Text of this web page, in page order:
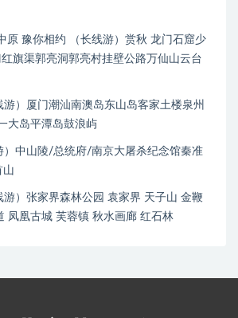
原 豫你相约 （长线游）赏秋 龙门石窟少
旗渠郭亮洞郭亮村挂壁公路万仙山云台
游）厦门潮汕南澳岛东山岛客家土楼泉州
大岛平潭岛鼓浪屿
）中山陵/总统府/南京大屠杀纪念馆秦准
山
游）张家界森林公园 袁家界 天子山 金鞭
凤凰古城 芙蓉镇 秋水画廊 红石林